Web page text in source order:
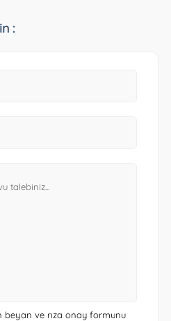
:
beyan ve rıza onay formunu